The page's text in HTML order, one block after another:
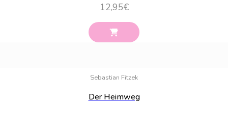
12,95€
Sebastian Fitzek
Der Heimweg